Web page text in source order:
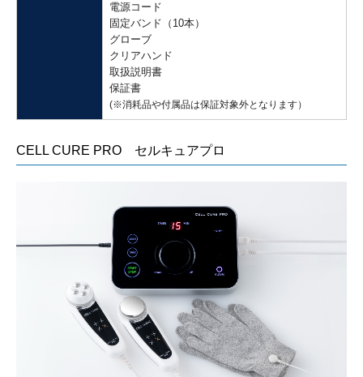
電源コード
固定バンド（10本）
グローブ
クリアハンド
取扱説明書
保証書
(※消耗品や付属品は保証対象外となります）
CELL CURE PRO セルキュアプロ